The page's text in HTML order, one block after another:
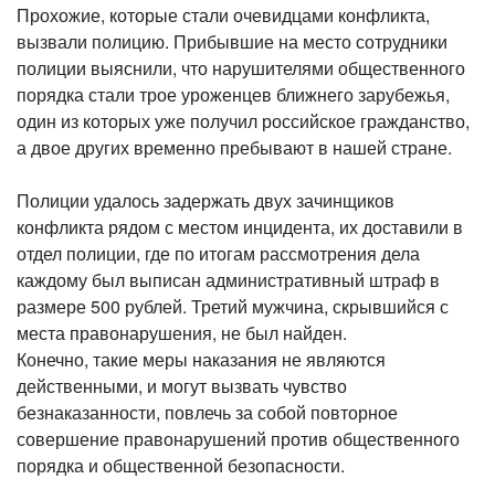
Прохожие, которые стали очевидцами конфликта,
вызвали полицию. Прибывшие на место сотрудники
полиции выяснили, что нарушителями общественного
порядка стали трое уроженцев ближнего зарубежья,
один из которых уже получил российское гражданство,
а двое других временно пребывают в нашей стране.
Полиции удалось задержать двух зачинщиков
конфликта рядом с местом инцидента, их доставили в
отдел полиции, где по итогам рассмотрения дела
каждому был выписан административный штраф в
размере 500 рублей. Третий мужчина, скрывшийся с
места правонарушения, не был найден.
Конечно, такие меры наказания не являются
действенными, и могут вызвать чувство
безнаказанности, повлечь за собой повторное
совершение правонарушений против общественного
порядка и общественной безопасности.